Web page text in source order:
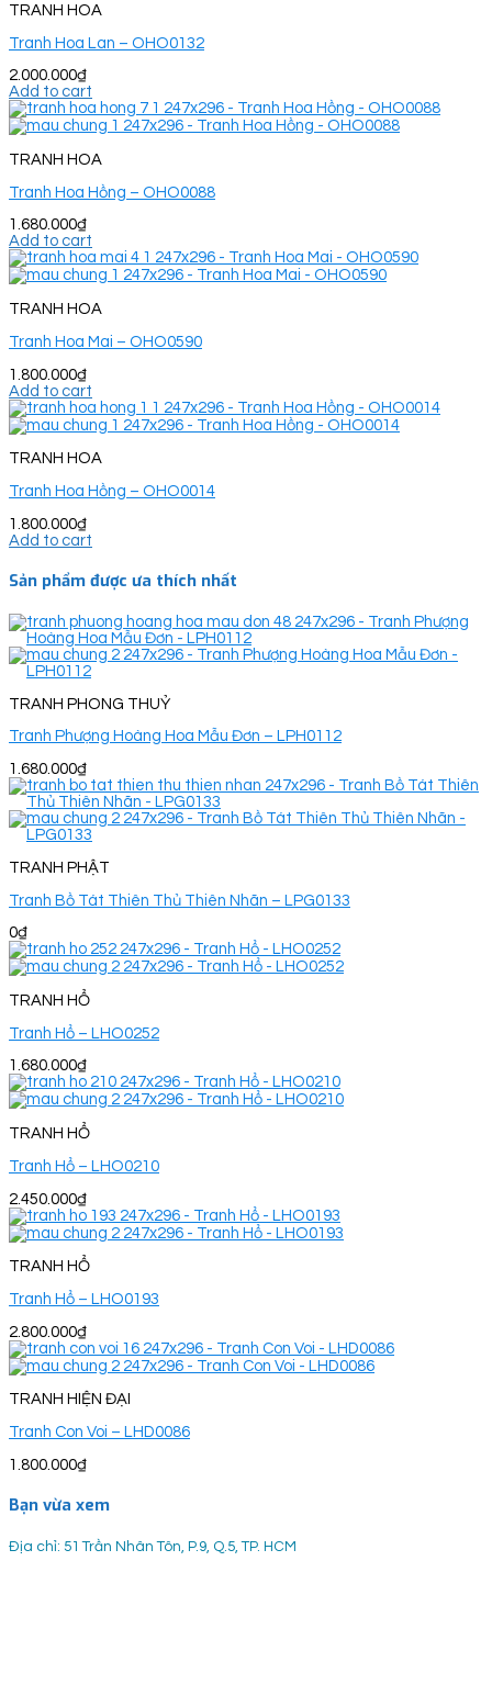
TRANH HOA
Tranh Hoa Lan – OHO0132
2.000.000₫
Add to cart
TRANH HOA
Tranh Hoa Hồng – OHO0088
1.680.000₫
Add to cart
TRANH HOA
Tranh Hoa Mai – OHO0590
1.800.000₫
Add to cart
TRANH HOA
Tranh Hoa Hồng – OHO0014
1.800.000₫
Add to cart
Sản phẩm được ưa thích nhất
TRANH PHONG THUỶ
Tranh Phượng Hoàng Hoa Mẫu Đơn – LPH0112
1.680.000₫
TRANH PHẬT
Tranh Bồ Tát Thiên Thủ Thiên Nhãn – LPG0133
0₫
TRANH HỔ
Tranh Hổ – LHO0252
1.680.000₫
TRANH HỔ
Tranh Hổ – LHO0210
2.450.000₫
TRANH HỔ
Tranh Hổ – LHO0193
2.800.000₫
TRANH HIỆN ĐẠI
Tranh Con Voi – LHD0086
1.800.000₫
Bạn vừa xem
Địa chỉ: 51 Trần Nhân Tôn, P.9, Q.5, TP. HCM